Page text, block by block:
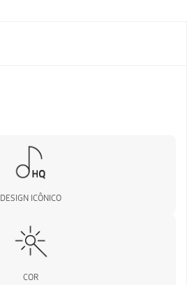
DESIGN ICÔNICO
COR